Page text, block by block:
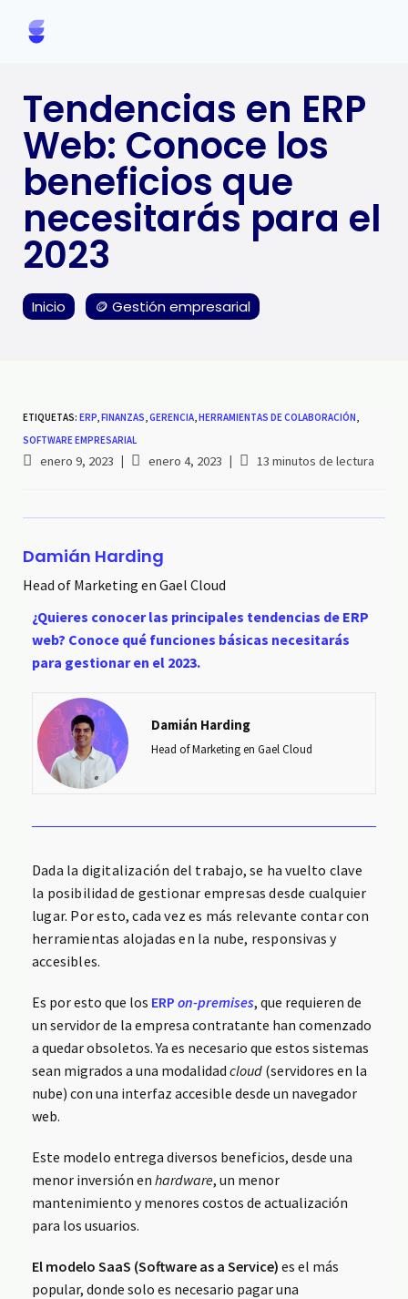
Tendencias en ERP
Web: Conoce los
beneficios que
necesitarás para el
2023
Inicio 🪙 Gestión empresarial
ETIQUETAS: ERP,FINANZAS,GERENCIA,HERRAMIENTAS DE COLABORACIÓN,
SOFTWARE EMPRESARIAL
enero 9, 2023 enero 4, 2023 13 minutos de lectura
Damián Harding
Head of Marketing en Gael Cloud
¿Quieres conocer las principales tendencias de ERP
web? Conoce qué funciones básicas necesitarás
para gestionar en el 2023.
Damián Harding
Head of Marketing en Gael Cloud
Dada la digitalización del trabajo, se ha vuelto clave
la posibilidad de gestionar empresas desde cualquier
lugar. Por esto, cada vez es más relevante contar con
herramientas alojadas en la nube, responsivas y
accesibles.
Es por esto que los ERP on-premises, que requieren de
un servidor de la empresa contratante han comenzado
a quedar obsoletos. Ya es necesario que estos sistemas
sean migrados a una modalidad cloud (servidores en la
nube) con una interfaz accesible desde un navegador
web.
Este modelo entrega diversos beneficios, desde una
menor inversión en hardware, un menor
mantenimiento y menores costos de actualización
para los usuarios.
El modelo SaaS (Software as a Service) es el más
popular, donde solo es necesario pagar una